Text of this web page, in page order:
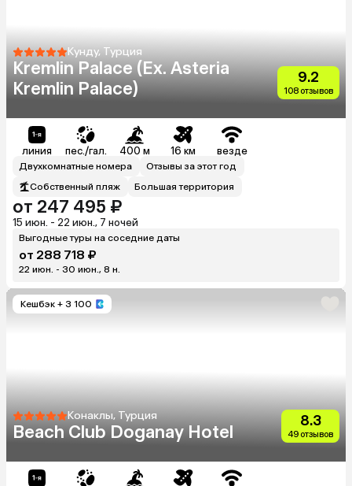
Кунду, Турция
Kremlin Palace (Ex. Asteria
Kremlin Palace)
9.2
108 отзывов
линия пес./гал. 400 м 16 км везде
Двухкомнатные номера
Отзывы за этот год
Собственный пляж
Большая территория
от 247 495 ₽
15 июн. - 22 июн., 7 ночей
Выгодные туры на соседние даты
от 288 718 ₽
22 июн. - 30 июн., 8 н.
Кешбэк + 3 100
Конаклы, Турция
Beach Club Doganay Hotel
8.3
49 отзывов